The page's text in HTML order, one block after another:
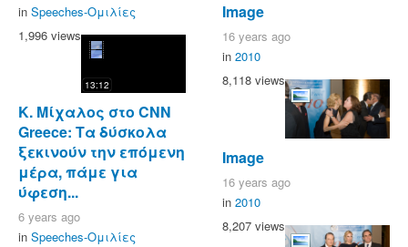
in Speeches-Ομιλίες
1,996 views
13:12
Κ. Μίχαλος στο CNN
Greece: Τα δύσκολα
ξεκινούν την επόμενη
μέρα, πάμε για
ύφεση...
6 years ago
in Speeches-Ομιλίες
Image
16 years ago
in 2010
8,118 views
Image
16 years ago
in 2010
8,207 views